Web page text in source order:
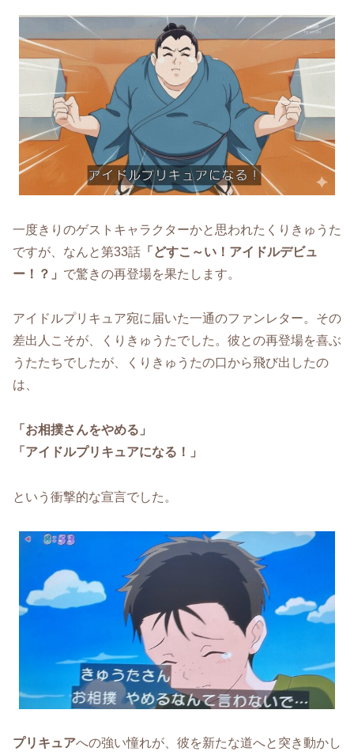
一度きりのゲストキャラクターかと思われたくりきゅうた
ですが、なんと第33話 「どすこ～い！アイドルデビュ
ー！？」 で驚きの再登場を果たします。
アイドルプリキュア宛に届いた一通のファンレター。その
差出人こそが、くりきゅうたでした。彼との再登場を喜ぶ
うたたちでしたが、くりきゅうたの口から飛び出したの
は、
「お相撲さんをやめる」
「アイドルプリキュアになる！」
という衝撃的な宣言でした。
プリキュアへの強い憧れが、彼を新たな道へと突き動かし